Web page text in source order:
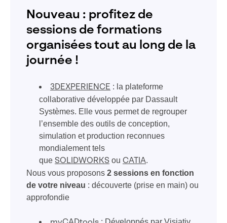
Nouveau : profitez de
sessions de formations
organisées tout au long de la
journée !
3DEXPERIENCE : la plateforme
collaborative développée par Dassault
Systèmes. Elle vous permet de regrouper
l’ensemble des outils de conception,
simulation et production reconnues
mondialement tels
que SOLIDWORKS ou CATIA.
Nous vous proposons 2 sessions en fonction
de votre niveau : découverte (prise en main) ou
approfondie